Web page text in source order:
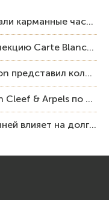
Audemars Piguet и Swatch создали карманные часы в эстетике Royal Oak и Pop Art
Boucheron посвятил новую коллекцию Carte Blanche Human Being человеку и силе мастерства
Четыре главы истории: Boucheron представил коллекцию «Nom: Boucheron, Prénom: Frédéric»
Шесть самых дорогих колец Van Cleef & Arpels по итогам аукционов Sotheby’s
Как твердость драгоценных камней влияет на долговечность ювелирных изделий